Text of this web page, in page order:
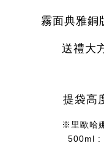
霧面典雅銅
送禮大
提袋高
※里歐哈
500ml :